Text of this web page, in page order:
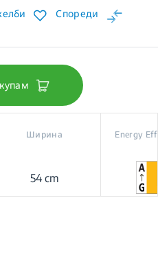
Спореди
Ширина
54 cm
Energy